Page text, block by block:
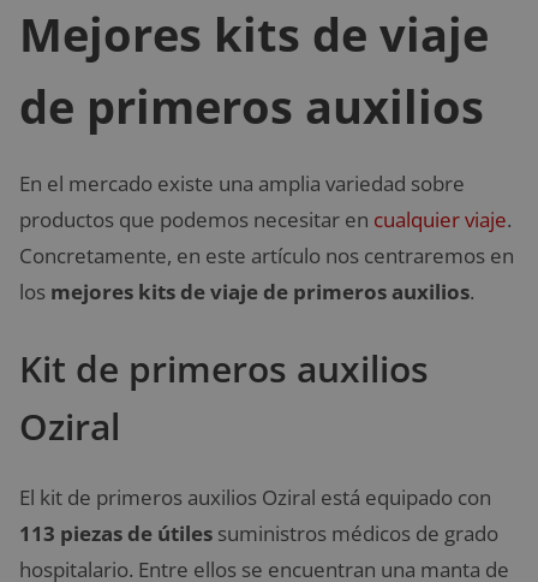
Mejores kits de viaje
de primeros auxilios
En el mercado existe una amplia variedad sobre
productos que podemos necesitar en cualquier viaje.
Concretamente, en este artículo nos centraremos en
los mejores kits de viaje de primeros auxilios.
Kit de primeros auxilios
Oziral
El kit de primeros auxilios Oziral está equipado con
113 piezas de útiles suministros médicos de grado
hospitalario. Entre ellos se encuentran una manta de